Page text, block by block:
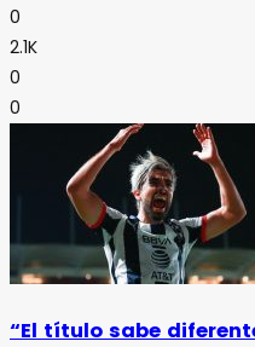
0
2.1K
0
0
“El título sabe